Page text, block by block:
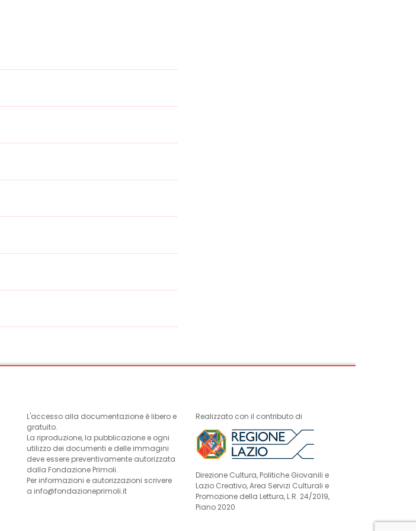
L'accesso alla documentazione è libero e
gratuito.
La riproduzione, la pubblicazione e ogni
utilizzo dei documenti e delle immagini
deve essere preventivamente autorizzata
dalla Fondazione Primoli.
Per informazioni e autorizzazioni scrivere
a info@fondazioneprimoli.it
Realizzato con il contributo di
Direzione Cultura, Politiche Giovanili e
Lazio Creativo, Area Servizi Culturali e
Promozione della Lettura, L.R. 24/2019,
Piano 2020